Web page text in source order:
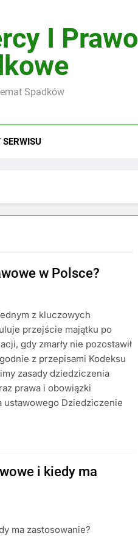
I Prawo
Spadków
w Polsce?
z kluczowych
przejście majątku po
gdy zmarły nie pozostawił
z przepisami Kodeksu
zasady dziedziczenia
prawa i obowiązki
ustawowego Dziedziczenie
i kiedy ma
ma zastosowanie?